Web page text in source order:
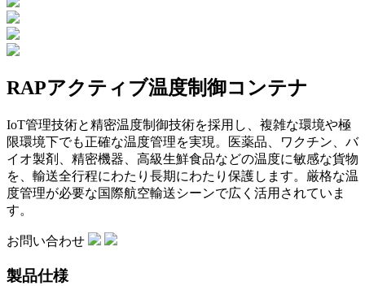
RAPアクティブ温度制御コンテナ
IoT管理技術と精密温度制御技術を採用し、複雑な環境や極
限環境下でも正確な温度管理を実現。医薬品、ワクチン、バ
イオ製剤、精密機器、高級生鮮食品などの温度に敏感な貨物
を、輸送全行程にわたり長期にわたり保護します。厳格な温
度管理が必要な国際航空輸送シーンで広く活用されていま
す。
お問い合わせ
製品仕様